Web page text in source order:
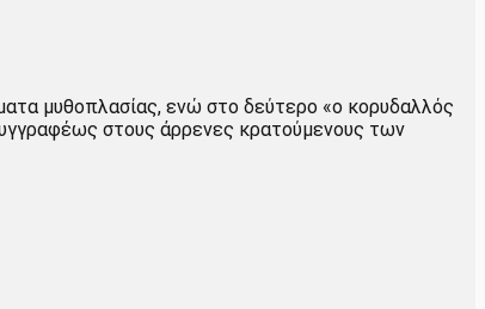
μυθοπλασίας, ενώ στο δεύτερο «ο κορυδαλλός
στους άρρενες κρατούμενους των